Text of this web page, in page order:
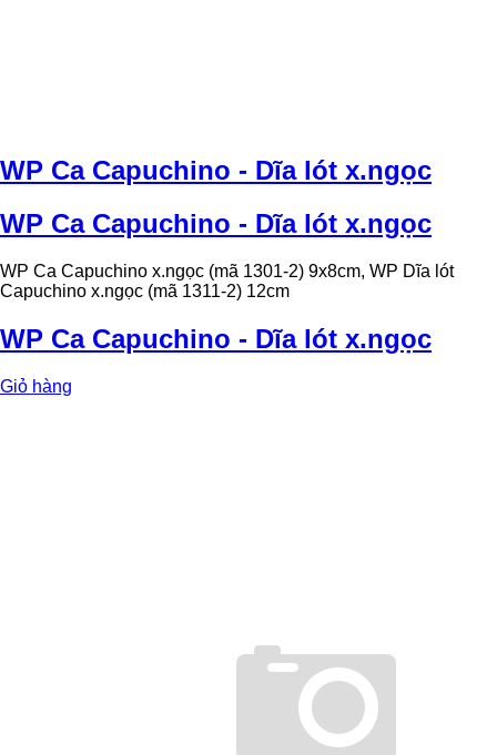
WP Ca Capuchino - Dĩa lót x.ngọc
WP Ca Capuchino - Dĩa lót x.ngọc
WP Ca Capuchino x.ngọc (mã 1301-2) 9x8cm, WP Dĩa lót
Capuchino x.ngọc (mã 1311-2) 12cm
WP Ca Capuchino - Dĩa lót x.ngọc
Giỏ hàng